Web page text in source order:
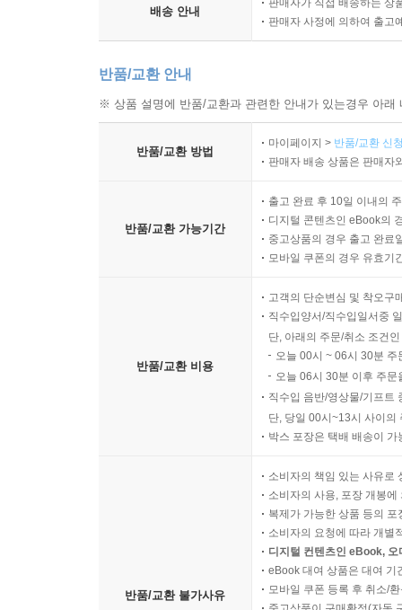
배송 안내
판매자가 직접 배송하는 상
판매자 사정에 의하여 출고
반품/교환 안내
※ 상품 설명에 반품/교환과 관련한 안내가 있는경우 아
반품/교환 방법
마이페이지 > 반품/교환 신
판매자 배송 상품은 판매자
반품/교환 가능기간
출고 완료 후 10일 이내의
디지털 콘텐츠인 eBook의
중고상품의 경우 출고 완료
모바일 쿠폰의 경우 유효기
반품/교환 비용
고객의 단순변심 및 착오구
직수입양서/직수입일서중
단, 아래의 주문/취소 조건
오늘 00시 ~ 06시 30분
오늘 06시 30분 이후 주
직수입 음반/영상물/기프트
단, 당일 00시~13시 사이의
박스 포장은 택배 배송이
반품/교환 불가사유
소비자의 책임 있는 사유로
소비자의 사용, 포장 개봉
복제가 가능한 상품 등의
소비자의 요청에 따라 개별
디지털 컨텐츠인 eBook,
eBook 대여 상품은 대여 기
모바일 쿠폰 등록 후 취소/